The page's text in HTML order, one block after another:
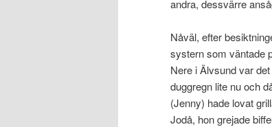
andra, dessvärre
Nåväl, efter
systern som väntade
Nere i Älvsund var
duggregn lite nu och
(Jenny) hade lovat
Jodå, hon grejade